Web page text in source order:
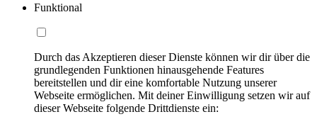
Funktional
Durch das Akzeptieren dieser Dienste können wir dir über die
grundlegenden Funktionen hinausgehende Features
bereitstellen und dir eine komfortable Nutzung unserer
Webseite ermöglichen. Mit deiner Einwilligung setzen wir auf
dieser Webseite folgende Drittdienste ein: